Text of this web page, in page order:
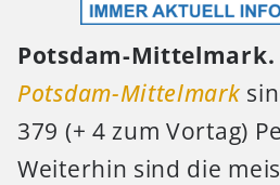
Potsdam-Mittelmark.
Potsdam-Mittelmark
379 (+ 4 zum Vortag)
Weiterhin sind die